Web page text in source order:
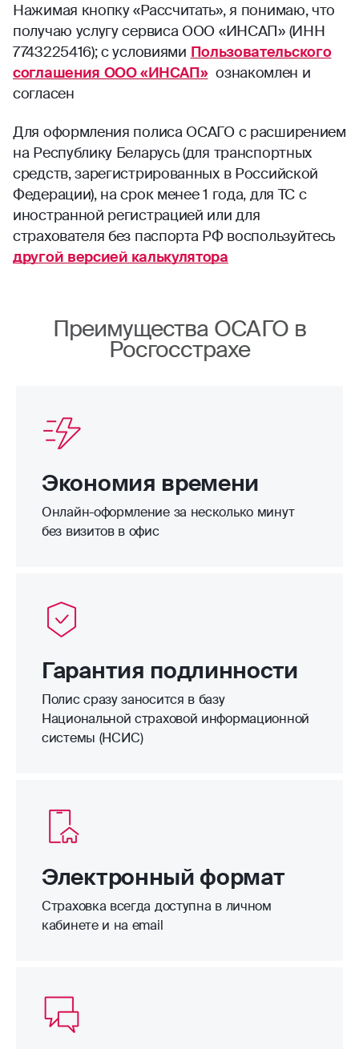
Нажимая кнопку «Рассчитать», я понимаю, что
получаю услугу сервиса ООО «ИНСАП» (ИНН
7743225416); с условиями Пользовательского
соглашения ООО «ИНСАП» ознакомлен и
согласен
Для оформления полиса ОСАГО с расширением
на Республику Беларусь (для транспортных
средств, зарегистрированных в Российской
Федерации), на срок менее 1 года, для ТС с
иностранной регистрацией или для
страхователя без паспорта РФ воспользуйтесь
другой версией калькулятора
Преимущества ОСАГО в
Росгосстрахе
Экономия времени
Онлайн-оформление за несколько минут
без визитов в офис
Гарантия подлинности
Полис сразу заносится в базу
Национальной страховой информационной
системы (НСИС)
Электронный формат
Страховка всегда доступна в личном
кабинете и на email